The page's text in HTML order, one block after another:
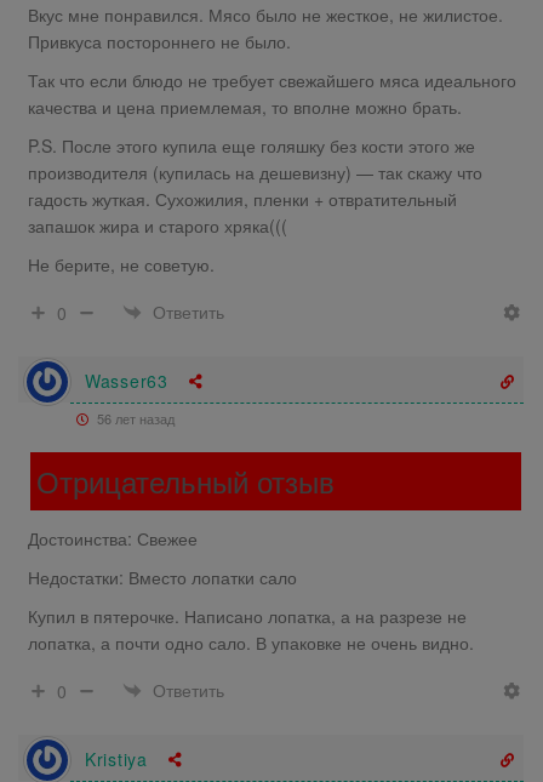
Вкус мне понравился. Мясо было не жесткое, не жилистое.
Привкуса постороннего не было.
Так что если блюдо не требует свежайшего мяса идеального
качества и цена приемлемая, то вполне можно брать.
P.S. После этого купила еще голяшку без кости этого же
производителя (купилась на дешевизну) — так скажу что
гадость жуткая. Сухожилия, пленки + отвратительный
запашок жира и старого хряка(((
Не берите, не советую.
0
Ответить
Wasser63
56 лет назад
Отрицательный отзыв
Достоинства: Свежее
Недостатки: Вместо лопатки сало
Купил в пятерочке. Написано лопатка, а на разрезе не
лопатка, а почти одно сало. В упаковке не очень видно.
0
Ответить
Kristiya